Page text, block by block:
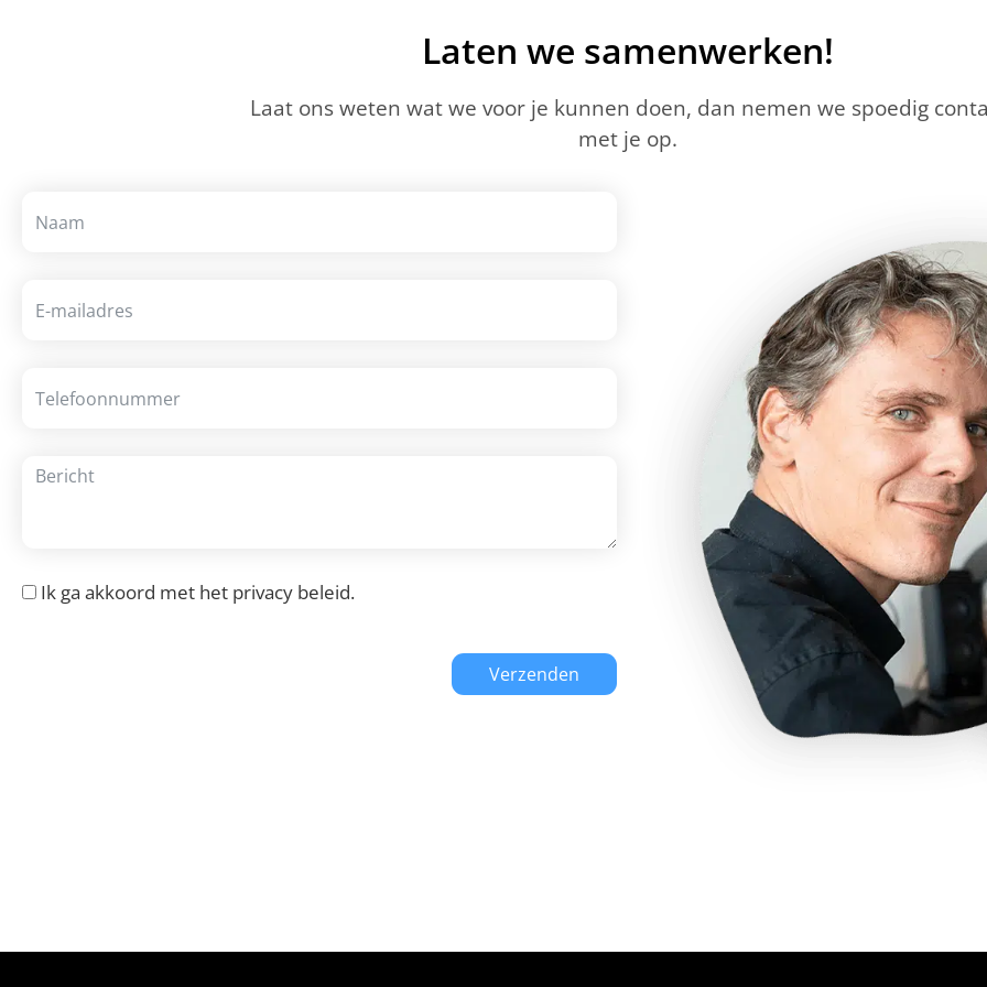
Laten we samenwerken!
Laat ons weten wat we voor je kunnen doen, dan nemen we spoedig
met je op.
Ik ga akkoord met het privacy beleid.